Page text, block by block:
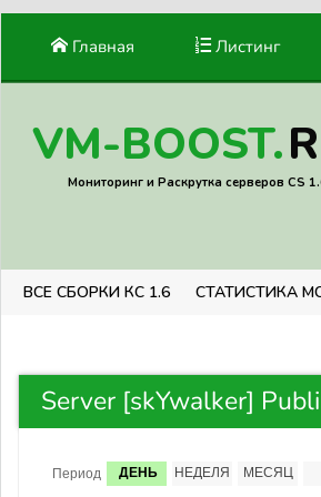
Главная Листинг
VM-BOOST.
Мониторинг и Раскрутка серверов CS
ВСЕ СБОРКИ КС 1.6 СТАТИСТИКА
Server [skYwalker]
Период ДЕНЬ НЕДЕЛЯ МЕСЯЦ